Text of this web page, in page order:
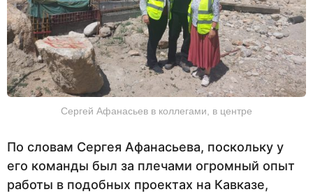
Сергей Афанасьев в коллегами, в центре
По словам Сергея Афанасьева, поскольку у
его команды был за плечами огромный опыт
работы в подобных проектах на Кавказе,